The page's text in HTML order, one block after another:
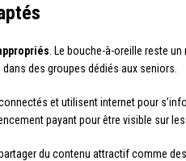
. Le bouche-à-oreille reste
des groupes dédiés aux seniors.
et utilisent internet pour
payant pour être visible sur
du contenu attractif comme